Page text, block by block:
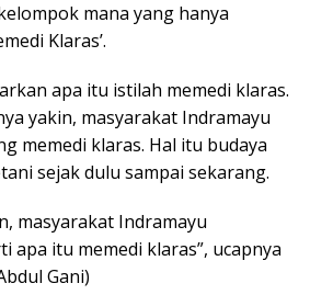
mana yang hanya
Klaras’.
apa itu istilah memedi klaras.
yakin, masyarakat Indramayu
memedi klaras. Hal itu budaya
sejak dulu sampai sekarang.
masyarakat Indramayu
apa itu memedi klaras”, ucapnya
Gani)